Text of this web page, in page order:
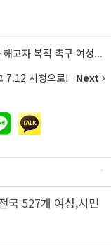
고자 복직 촉구 여성...
7.12 시청으로!
Next
국 527개 여성,시민